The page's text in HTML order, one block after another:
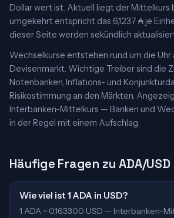
Dollar wert ist. Aktuell liegt der Mittelkurs
umgekehrt entspricht das 6,1237 ₳ je
dieser Seite werden sekündlich
Wechselkurse entstehen rund um die Uhr
Devisenmarkt. Wichtige Treiber sind die
Notenbanken, Inflations- und
Risikostimmung an den Märkten.
Interbanken-Mittelkurs — Banken und
in der Regel mit einem Aufschlag.
Häufige Fragen zu ADA/USD
Wie viel ist 1 ADA in USD?
1 ADA = 0,163300 USD — Interbanken-